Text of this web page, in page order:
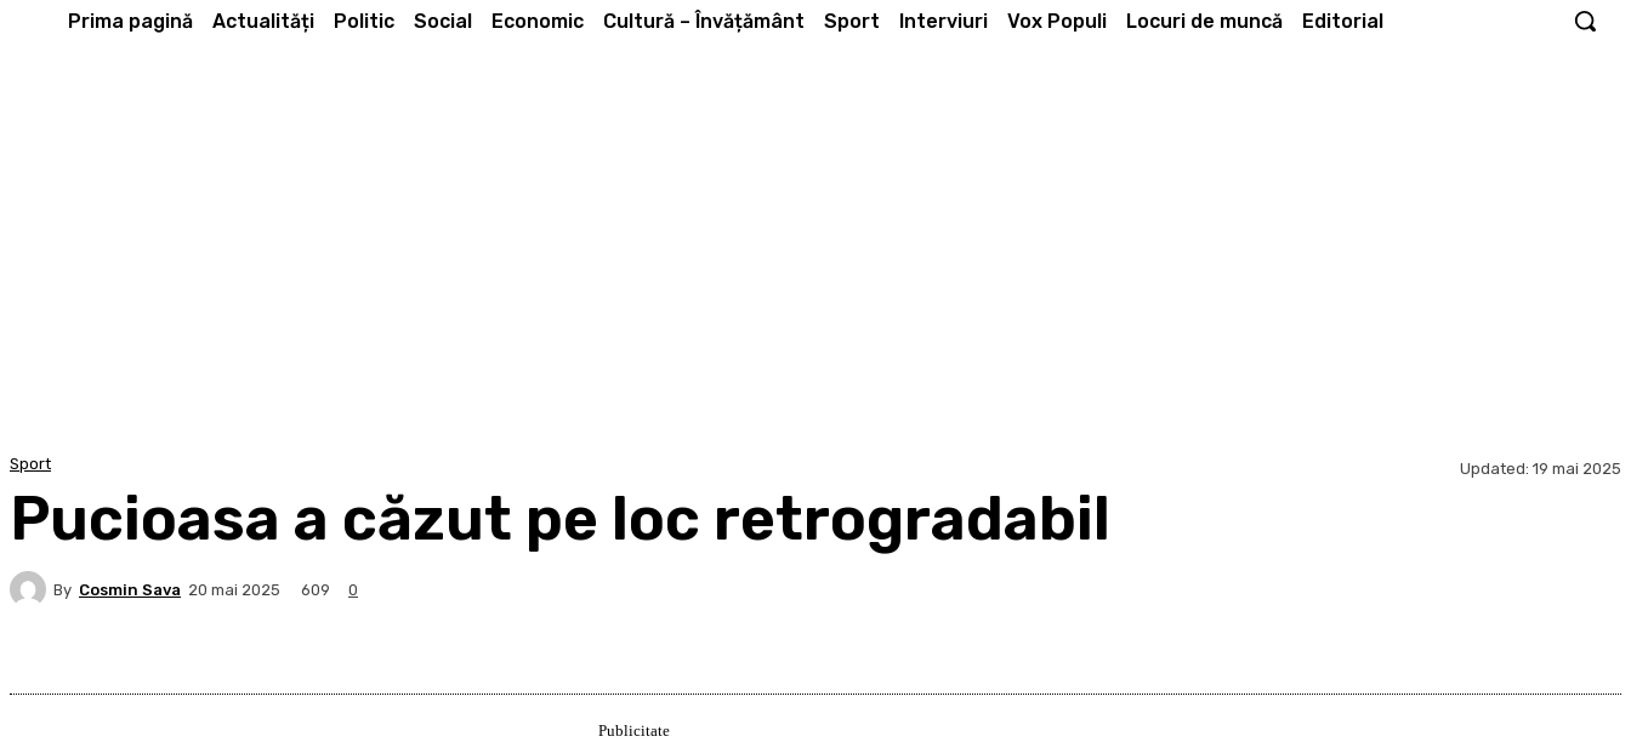
Prima pagină Actualități Politic Social Economic Cultură – Învățământ Sport Interviuri Vox Populi Locuri de muncă Editorial
Sport Updated: 19 mai 2025
Pucioasa a căzut pe loc retrogradabil
By Cosmin Sava 20 mai 2025 609 0
Publicitate